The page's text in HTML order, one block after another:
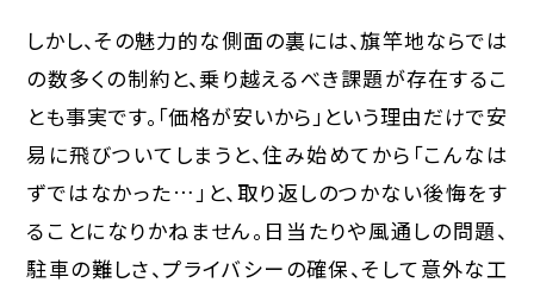
しかし、その魅力的な側面の裏には、旗竿地ならでは
の数多くの制約と、乗り越えるべき課題が存在するこ
とも事実です。「価格が安いから」という理由だけで安
易に飛びついてしまうと、住み始めてから「こんなは
ずではなかった…」と、取り返しのつかない後悔をす
ることになりかねません。日当たりや風通しの問題、
駐車の難しさ、プライバシーの確保、そして意外な工